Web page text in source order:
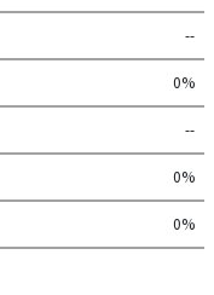
--
0%
--
0%
0%